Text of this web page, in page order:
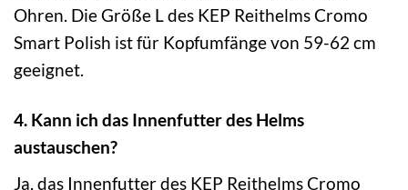
Ohren. Die Größe L des KEP Reithelms Cromo
Smart Polish ist für Kopfumfänge von 59-62 cm
geeignet.
4. Kann ich das Innenfutter des Helms
austauschen?
Ja, das Innenfutter des KEP Reithelms Cromo